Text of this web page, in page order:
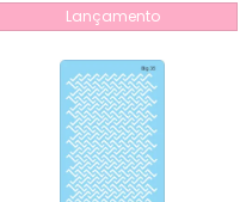
Lançamento